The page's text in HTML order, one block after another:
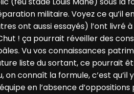
militaire. Voyez ce qu’il
ont aussi essayés) l’ont livré
! ça pourrait réveiller des
Vu vos connaissances
liste du sortant, ce pourrait
on connaît la formule, c’est qu’il
en l’absence